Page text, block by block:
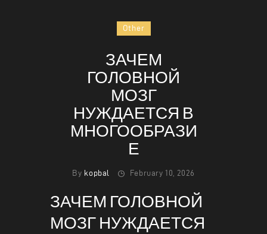
CONTACT
Other
ЗАЧЕМ
ГОЛОВНОЙ
МОЗГ
НУЖДАЕТСЯ В
МНОГООБРАЗИ
Е
By kopbal February 10, 2026
ЗАЧЕМ ГОЛОВНОЙ
МОЗГ НУЖДАЕТСЯ